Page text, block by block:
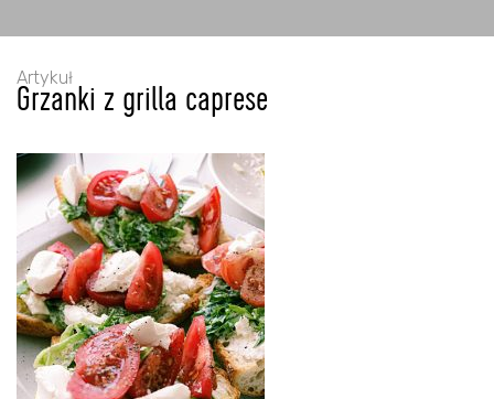
Artykuł
Grzanki z grilla caprese